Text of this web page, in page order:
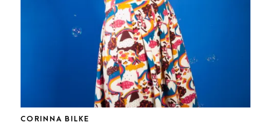
CORINNA BILKE